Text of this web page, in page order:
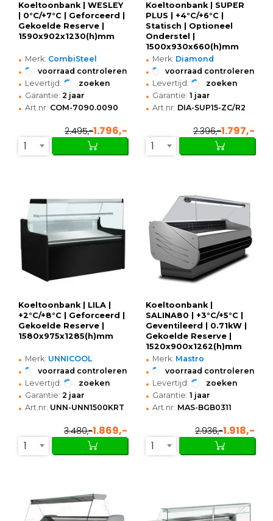
Koeltoonbank | WESLEY
| 0°C/+7°C | Geforceerd |
Gekoelde Reserve |
1590x902x1230(h)mm
• Merk: CombiSteel
• voorraad controleren
• Levertijd: zoeken
• Garantie: 2 jaar
• Art.nr: COM-7090.0090
2.495,-1.796,-
1
Koeltoonbank | SUPER
PLUS | +4°C/+6°C |
Statisch | Optioneel
Onderstel |
1500x930x660(h)mm
• Merk: Diamond
• voorraad controleren
• Levertijd: zoeken
• Garantie: 1 jaar
• Art.nr: DIA-SUP15-ZC/R2
2.396,-1.797,-
1
Koeltoonbank | LILA |
+2°C/+8°C | Geforceerd |
Gekoelde Reserve |
1580x975x1285(h)mm
• Merk: UNNICOOL
• voorraad controleren
• Levertijd: zoeken
• Garantie: 2 jaar
• Art.nr: UNN-UNN1500KRT
3.480,-1.869,-
1
Koeltoonbank |
SALINA80 | +3°C/+5°C |
Geventileerd | 0.71kW |
Gekoelde Reserve |
1520x900x1262(h)mm
• Merk: Mastro
• voorraad controleren
• Levertijd: zoeken
• Garantie: 1 jaar
• Art.nr: MAS-BGB0311
2.936,-1.918,-
1